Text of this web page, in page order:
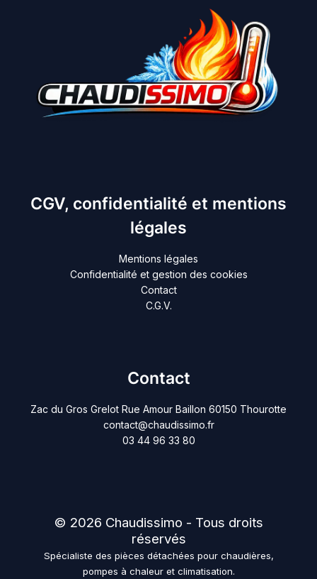
CGV, confidentialité et mentions
légales
Mentions légales
Confidentialité et gestion des cookies
Contact
C.G.V.
Contact
Zac du Gros Grelot Rue Amour Baillon 60150 Thourotte
contact@chaudissimo.fr
03 44 96 33 80
© 2026 Chaudissimo - Tous droits
réservés
Spécialiste des pièces détachées pour chaudières,
pompes à chaleur et climatisation.